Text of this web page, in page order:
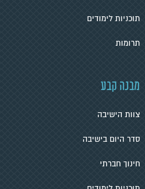
תוכניות לימודים
תרומות
מבנה קבע
צוות הישיבה
סדר היום בישיבה
חינוך חברתי